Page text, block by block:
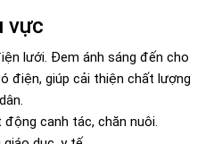
vực
lưới. Đem ánh sáng đến cho
điện, giúp cải thiện chất lượng
canh tác, chăn nuôi.